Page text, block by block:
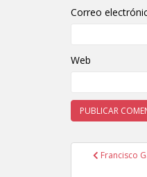
Correo
Web
Francisco